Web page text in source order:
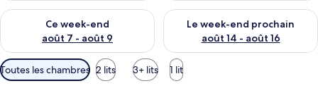
Ce week-end
août 7 - août 9
Vérifier la disponibilité pour ce week-end août 7 - août 9
Le week-end prochain
août 14 - août 16
Vérifier la disponibilité pour
Filtres
disponibles
Toutes les chambres 2 lits 3+ lits 1 lit